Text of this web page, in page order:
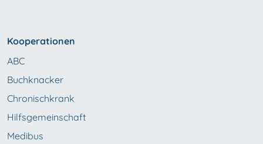
Kooperationen
ABC
Buchknacker
Chronischkrank
Hilfsgemeinschaft
Medibus